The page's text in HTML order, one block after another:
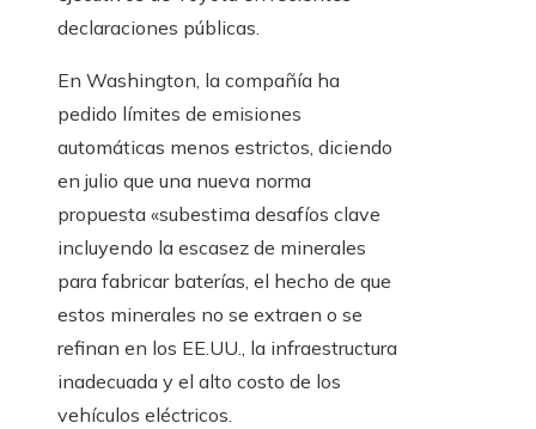
declaraciones públicas.
En Washington, la compañía ha
pedido límites de emisiones
automáticas menos estrictos, diciendo
en julio que una nueva norma
propuesta «subestima desafíos clave
incluyendo la escasez de minerales
para fabricar baterías, el hecho de que
estos minerales no se extraen o se
refinan en los EE.UU., la infraestructura
inadecuada y el alto costo de los
vehículos eléctricos.